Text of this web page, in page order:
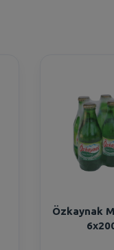
Özkaynak